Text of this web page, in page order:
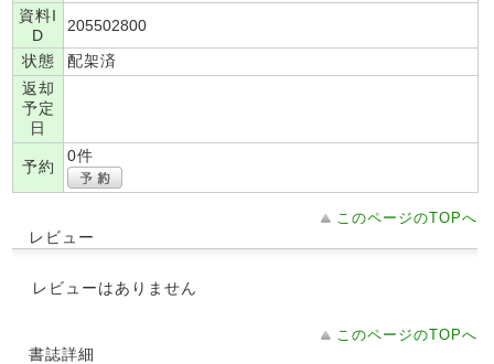
資料I
D
205502800
状態
配架済
返却
予定
日
予約
0件
このページのTOPへ
レビュー
レビューはありません
このページのTOPへ
書誌詳細